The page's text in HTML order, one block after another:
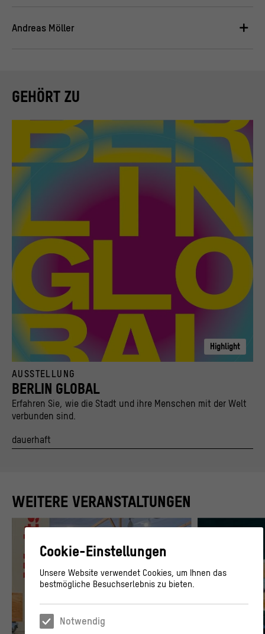
Andreas Möller
GEHÖRT ZU
AUSSTELLUNG
BERLIN GLOBAL
Erfahren Sie, wie die Stadt und ihre Menschen mit der Welt
verbunden sind.
dauerhaft
Highlight
© Stiftung Stadtmuseum Berlin und Kulturprojekte Berlin / caromarta Studio
WEITERE VERANSTALTUNGEN
Cookie-Einstellungen
Unsere Website verwendet Cookies, um Ihnen das
bestmögliche Besuchserlebnis zu bieten.
Notwendig